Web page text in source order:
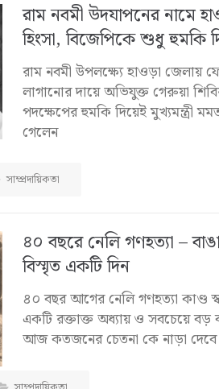
রাম নবমী উদযাপনের নামে
হিংসা, বিজেপিকে শুধু হুমকি
রাম নবমী উপলক্ষ্যে হাওড়া জেলায়
লাগানোর দায়ে অভিযুক্ত গেরুয়া
পদক্ষেপের হুমকি দিয়েই মুখ্যমন্ত্রী
গেলেন
সাম্প্রদায়িকতা
৪০ বছরে নেলি গণহত্যা –
বিস্মৃত একটি দিন
৪০ বছর আগের নেলি গণহত্যা কাণ্ড
একটি রক্তাক্ত অধ্যায় ও সবচেয়ে বড়
আজ কতজনের চেতনা কে নাড়া দেবে